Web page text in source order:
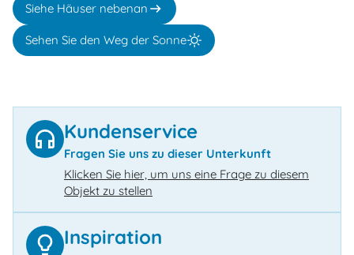
Siehe Häuser nebenan
Sehen Sie den Weg der Sonne
Kundenservice
Fragen Sie uns zu dieser Unterkunft
Klicken Sie hier, um uns eine Frage zu diesem
Objekt zu stellen
Inspiration